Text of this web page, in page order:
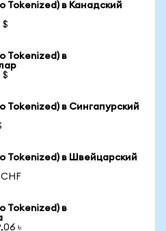
Tokenized) в Канадский
$
Tokenized) в
$
Tokenized) в Сингапурский
Tokenized) в Швейцарский
Tokenized) в
৳